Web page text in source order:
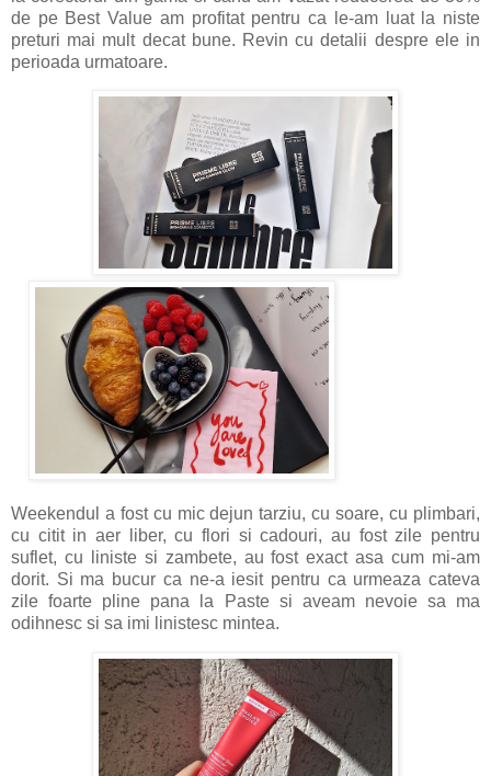
de pe Best Value am profitat pentru ca le-am luat la niste
preturi mai mult decat bune. Revin cu detalii despre ele in
perioada urmatoare.
Weekendul a fost cu mic dejun tarziu, cu soare, cu plimbari,
cu citit in aer liber, cu flori si cadouri, au fost zile pentru
suflet, cu liniste si zambete, au fost exact asa cum mi-am
dorit. Si ma bucur ca ne-a iesit pentru ca urmeaza cateva
zile foarte pline pana la Paste si aveam nevoie sa ma
odihnesc si sa imi linistesc mintea.